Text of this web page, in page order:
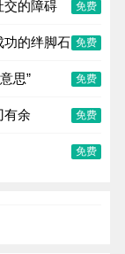
交的障碍 免费
功的绊脚石 免费
思” 免费
有余 免费
免费